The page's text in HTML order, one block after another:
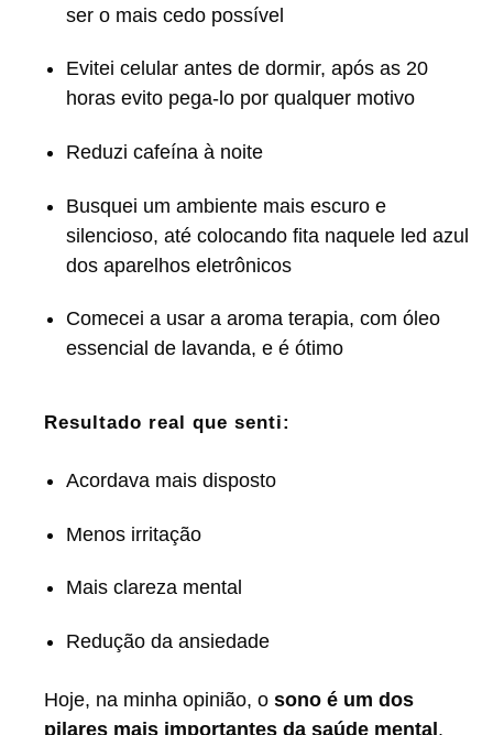
ser o mais cedo possível
Evitei celular antes de dormir, após as 20
horas evito pega-lo por qualquer motivo
Reduzi cafeína à noite
Busquei um ambiente mais escuro e
silencioso, até colocando fita naquele led azul
dos aparelhos eletrônicos
Comecei a usar a aroma terapia, com óleo
essencial de lavanda, e é ótimo
Resultado real que senti:
Acordava mais disposto
Menos irritação
Mais clareza mental
Redução da ansiedade
Hoje, na minha opinião, o sono é um dos
pilares mais importantes da saúde mental.